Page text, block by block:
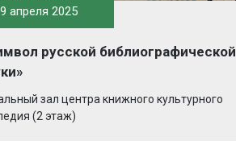
апреля 2025
русской библиографической
зал центра книжного культурного
(2 этаж)